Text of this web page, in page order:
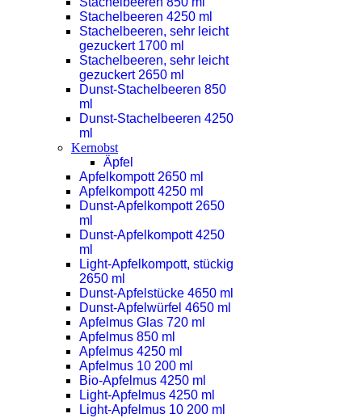
Stachelbeeren 4250 ml
Stachelbeeren, sehr leicht
gezuckert 1700 ml
Stachelbeeren, sehr leicht
gezuckert 2650 ml
Dunst-Stachelbeeren 850
ml
Dunst-Stachelbeeren 4250
ml
Kernobst
Äpfel
Apfelkompott 2650 ml
Apfelkompott 4250 ml
Dunst-Apfelkompott 2650
ml
Dunst-Apfelkompott 4250
ml
Light-Apfelkompott, stückig
2650 ml
Dunst-Apfelstücke 4650 ml
Dunst-Apfelwürfel 4650 ml
Apfelmus Glas 720 ml
Apfelmus 850 ml
Apfelmus 4250 ml
Apfelmus 10 200 ml
Bio-Apfelmus 4250 ml
Light-Apfelmus 4250 ml
Light-Apfelmus 10 200 ml